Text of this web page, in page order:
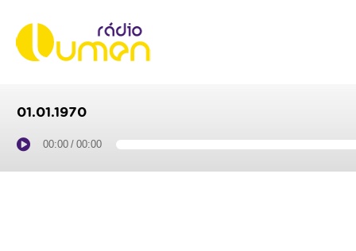
01.01.1970
00:00 / 00:00